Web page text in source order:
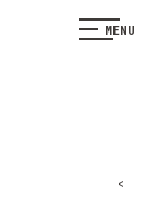
MENU
<